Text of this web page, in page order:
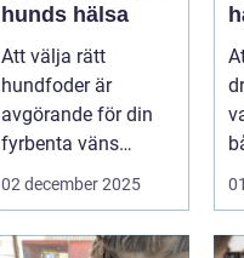
hunds hälsa
Att välja rätt
hundfoder är
avgörande för din
fyrbenta väns
välm&...
02 december 2025